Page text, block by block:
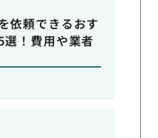
依頼できるおす
！費用や業者